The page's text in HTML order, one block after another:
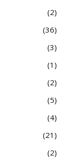
2
36
3
1
2
5
4
21
2